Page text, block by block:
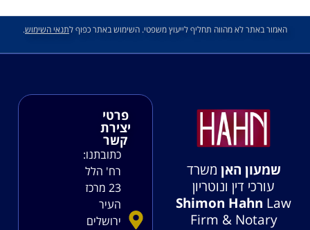
האמור באתר לא מהווה תחליף לייעוץ משפטי. השימוש באתר כפוף לתנאי השימוש.
שמעון האן משרד
עורכי דין ונוטריון
Shimon Hahn Law
Firm & Notary
פרטי
יצירת
קשר
כתובתנו:
רח' הלל
23 מרכז
העיר
ירושלים